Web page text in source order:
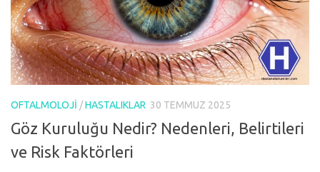
OFTALMOLOJI /HASTALIKLAR 30 TEMMUZ 2025
Göz Kuruluğu Nedir? Nedenleri, Belirtileri
ve Risk Faktörleri